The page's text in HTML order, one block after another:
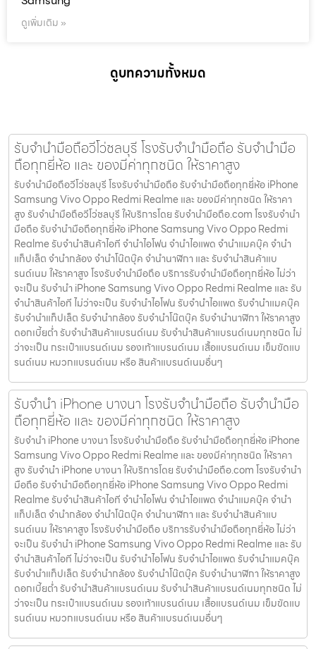
ดูเพิ่มเติม »
ดูบทความทั้งหมด
รับจำนำมือถือวีโว่ชลบุรี โรงรับจำนำมือถือ รับจำนำมือ
ถือทุกยี่ห้อ และ ของมีค่าทุกชนิด ให้ราคาสูง
รับจำนำมือถือวีโว่ชลบุรี โรงรับจำนำมือถือ รับจำนำมือถือทุกยี่ห้อ iPhone
Samsung Vivo Oppo Redmi Realme และ ของมีค่าทุกชนิด ให้ราคา
สูง รับจำนำมือถือวีโว่ชลบุรี ให้บริการโดย รับจํานํามือถือ.com โรงรับจำนำ
มือถือ รับจำนำมือถือทุกยี่ห้อ iPhone Samsung Vivo Oppo Redmi
Realme รับจำนำสินค้าไอที จำนำไอโฟน จำนำไอแพด จำนำแมคบุ๊ค จำนำ
แท็ปเล็ต จำนำกล้อง จำนำโน๊ตบุ๊ค จำนำนาฬิกา และ รับจำนำสินค้าแบ
รนด์เนม ให้ราคาสูง โรงรับจำนำมือถือ บริการรับจำนำมือถือทุกยี่ห้อ ไม่ว่า
จะเป็น รับจำนำ iPhone Samsung Vivo Oppo Redmi Realme และ รับ
จำนำสินค้าไอที ไม่ว่าจะเป็น รับจำนำไอโฟน รับจำนำไอแพด รับจำนำแมคบุ๊ค
รับจำนำแท็ปเล็ต รับจำนำกล้อง รับจำนำโน๊ตบุ๊ค รับจำนำนาฬิกา ให้ราคาสูง
ดอกเบี้ยต่ำ รับจำนำสินค้าแบรนด์เนม รับจำนำสินค้าแบรนด์เนมทุกชนิด ไม่
ว่าจะเป็น กระเป๋าแบรนด์เนม รองเท้าแบรนด์เนม เสื้อแบรนด์เนม เข็มขัดแบ
รนด์เนม หมวกแบรนด์เนม หรือ สินค้าแบรนด์เนมอื่นๆ
รับจำนำ iPhone บางนา โรงรับจำนำมือถือ รับจำนำมือ
ถือทุกยี่ห้อ และ ของมีค่าทุกชนิด ให้ราคาสูง
รับจำนำ iPhone บางนา โรงรับจำนำมือถือ รับจำนำมือถือทุกยี่ห้อ iPhone
Samsung Vivo Oppo Redmi Realme และ ของมีค่าทุกชนิด ให้ราคา
สูง รับจำนำ iPhone บางนา ให้บริการโดย รับจํานํามือถือ.com โรงรับจำนำ
มือถือ รับจำนำมือถือทุกยี่ห้อ iPhone Samsung Vivo Oppo Redmi
Realme รับจำนำสินค้าไอที จำนำไอโฟน จำนำไอแพด จำนำแมคบุ๊ค จำนำ
แท็ปเล็ต จำนำกล้อง จำนำโน๊ตบุ๊ค จำนำนาฬิกา และ รับจำนำสินค้าแบ
รนด์เนม ให้ราคาสูง โรงรับจำนำมือถือ บริการรับจำนำมือถือทุกยี่ห้อ ไม่ว่า
จะเป็น รับจำนำ iPhone Samsung Vivo Oppo Redmi Realme และ รับ
จำนำสินค้าไอที ไม่ว่าจะเป็น รับจำนำไอโฟน รับจำนำไอแพด รับจำนำแมคบุ๊ค
รับจำนำแท็ปเล็ต รับจำนำกล้อง รับจำนำโน๊ตบุ๊ค รับจำนำนาฬิกา ให้ราคาสูง
ดอกเบี้ยต่ำ รับจำนำสินค้าแบรนด์เนม รับจำนำสินค้าแบรนด์เนมทุกชนิด ไม่
ว่าจะเป็น กระเป๋าแบรนด์เนม รองเท้าแบรนด์เนม เสื้อแบรนด์เนม เข็มขัดแบ
รนด์เนม หมวกแบรนด์เนม หรือ สินค้าแบรนด์เนมอื่นๆ